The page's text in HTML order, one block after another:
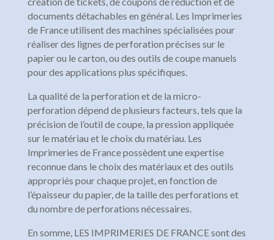
documents détachables en général. Les Imprimeries
de France utilisent des machines spécialisées pour
réaliser des lignes de perforation précises sur le
papier ou le carton, ou des outils de coupe manuels
pour des applications plus spécifiques.
La qualité de la perforation et de la micro-
perforation dépend de plusieurs facteurs, tels que la
précision de l’outil de coupe, la pression appliquée
sur le matériau et le choix du matériau. Les
Imprimeries de France possèdent une expertise
reconnue dans le choix des matériaux et des outils
appropriés pour chaque projet, en fonction de
l’épaisseur du papier, de la taille des perforations et
du nombre de perforations nécessaires.
En somme, LES IMPRIMERIES DE FRANCE sont des